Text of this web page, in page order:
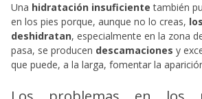
Una hidratación insuficiente también
en los pies porque, aunque no lo creas,
deshidratan, especialmente en la zona
pasa, se producen descamaciones y
que puede, a la larga, fomentar la